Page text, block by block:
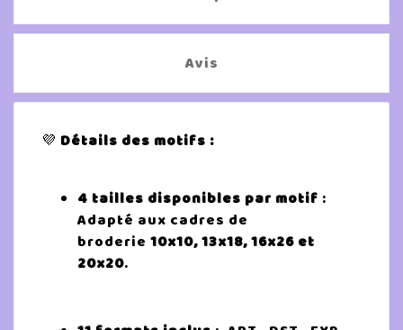
Avis
💜 Détails des motifs :
4 tailles disponibles par motif :
Adapté aux cadres de
broderie 10x10, 13x18, 16x26 et
20x20.